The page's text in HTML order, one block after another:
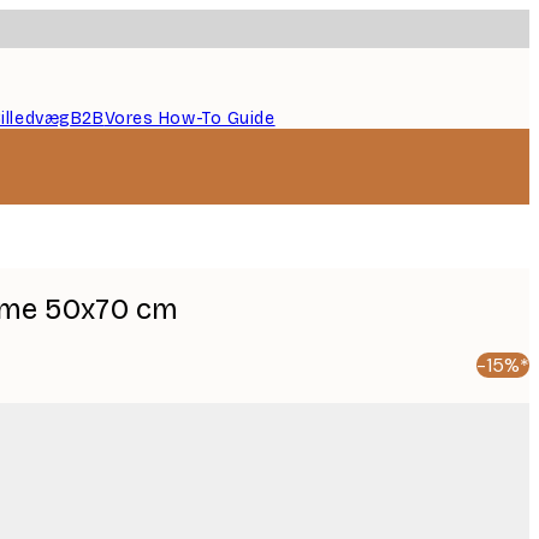
B2BVores How-To Guide
50x70 cm
-15%*